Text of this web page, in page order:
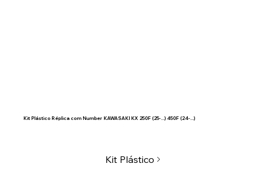
Kit Plástico Réplica com Number KAWASAKI KX 250F (25-...) 450F (24-...)
Kit Plástico